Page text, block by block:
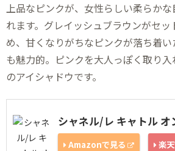
上品なピンクが、女性らしい柔らかな
れます。グレイッシュブラウンがセッ
め、甘くなりがちなピンクが落ち着
も魅力的。ピンクを大人っぽく取り
のアイシャドウです。
シャネル/レ キャトル オ
Amazonで見る 楽